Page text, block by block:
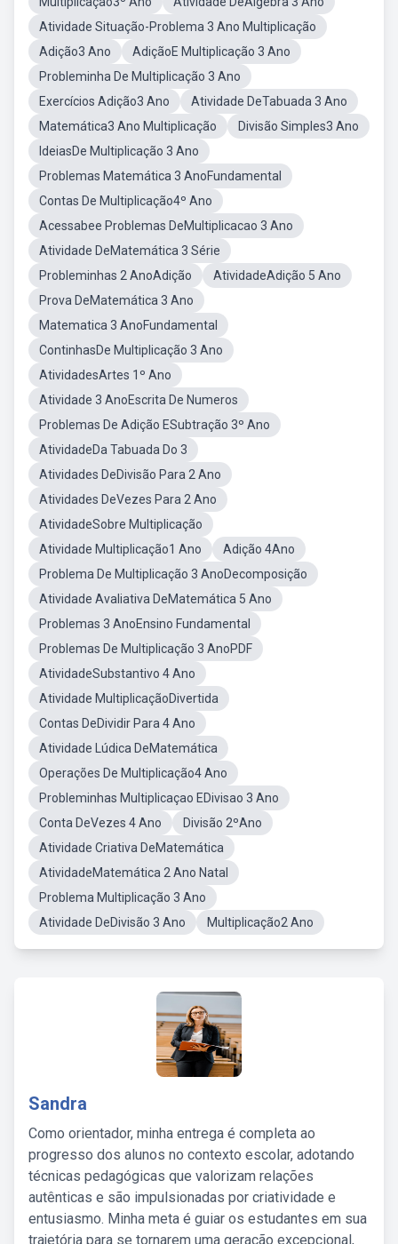
Atividade Situação-Problema 3 Ano Multiplicação
Adição3 Ano
AdiçãoE Multiplicação 3 Ano
Probleminha De Multiplicação 3 Ano
Exercícios Adição3 Ano
Atividade DeTabuada 3 Ano
Matemática3 Ano Multiplicação
Divisão Simples3 Ano
IdeiasDe Multiplicação 3 Ano
Problemas Matemática 3 AnoFundamental
Contas De Multiplicação4º Ano
Acessabee Problemas DeMultiplicacao 3 Ano
Atividade DeMatemática 3 Série
Probleminhas 2 AnoAdição
AtividadeAdição 5 Ano
Prova DeMatemática 3 Ano
Matematica 3 AnoFundamental
ContinhasDe Multiplicação 3 Ano
AtividadesArtes 1º Ano
Atividade 3 AnoEscrita De Numeros
Problemas De Adição ESubtração 3º Ano
AtividadeDa Tabuada Do 3
Atividades DeDivisão Para 2 Ano
Atividades DeVezes Para 2 Ano
AtividadeSobre Multiplicação
Atividade Multiplicação1 Ano
Adição 4Ano
Problema De Multiplicação 3 AnoDecomposição
Atividade Avaliativa DeMatemática 5 Ano
Problemas 3 AnoEnsino Fundamental
Problemas De Multiplicação 3 AnoPDF
AtividadeSubstantivo 4 Ano
Atividade MultiplicaçãoDivertida
Contas DeDividir Para 4 Ano
Atividade Lúdica DeMatemática
Operações De Multiplicação4 Ano
Probleminhas Multiplicaçao EDivisao 3 Ano
Conta DeVezes 4 Ano
Divisão 2ºAno
Atividade Criativa DeMatemática
AtividadeMatemática 2 Ano Natal
Problema Multiplicação 3 Ano
Atividade DeDivisão 3 Ano
Multiplicação2 Ano
Sandra
Como orientador, minha entrega é completa ao
progresso dos alunos no contexto escolar, adotando
técnicas pedagógicas que valorizam relações
autênticas e são impulsionadas por criatividade e
entusiasmo. Minha meta é guiar os estudantes em sua
trajetória para se tornarem uma geração excepcional,